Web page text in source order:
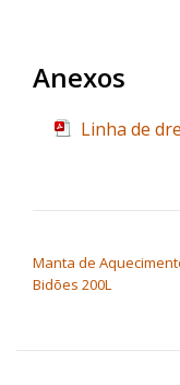
Anexos
Linha de
Manta de
Bidões 200L